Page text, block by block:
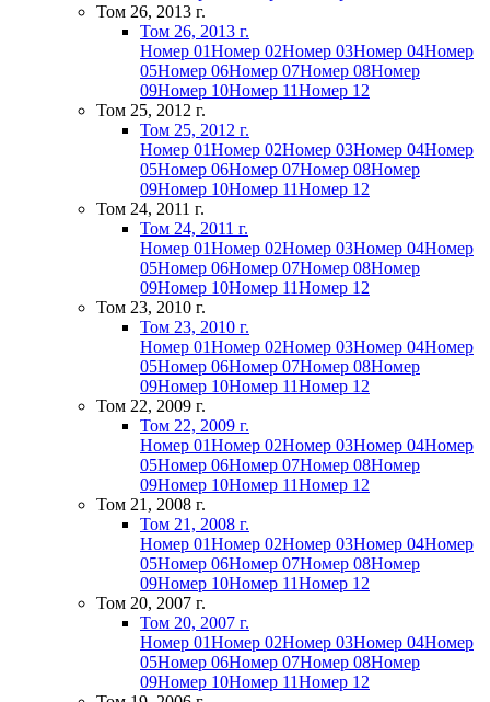
Том 26, 2013 г.
Том 26, 2013 г.
Номер 01Номер 02Номер 03Номер 04Номер
05Номер 06Номер 07Номер 08Номер
09Номер 10Номер 11Номер 12
Том 25, 2012 г.
Том 25, 2012 г.
Номер 01Номер 02Номер 03Номер 04Номер
05Номер 06Номер 07Номер 08Номер
09Номер 10Номер 11Номер 12
Том 24, 2011 г.
Том 24, 2011 г.
Номер 01Номер 02Номер 03Номер 04Номер
05Номер 06Номер 07Номер 08Номер
09Номер 10Номер 11Номер 12
Том 23, 2010 г.
Том 23, 2010 г.
Номер 01Номер 02Номер 03Номер 04Номер
05Номер 06Номер 07Номер 08Номер
09Номер 10Номер 11Номер 12
Том 22, 2009 г.
Том 22, 2009 г.
Номер 01Номер 02Номер 03Номер 04Номер
05Номер 06Номер 07Номер 08Номер
09Номер 10Номер 11Номер 12
Том 21, 2008 г.
Том 21, 2008 г.
Номер 01Номер 02Номер 03Номер 04Номер
05Номер 06Номер 07Номер 08Номер
09Номер 10Номер 11Номер 12
Том 20, 2007 г.
Том 20, 2007 г.
Номер 01Номер 02Номер 03Номер 04Номер
05Номер 06Номер 07Номер 08Номер
09Номер 10Номер 11Номер 12